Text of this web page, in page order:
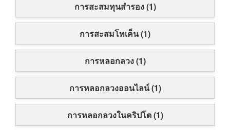
การสะสมทุนสำรอง (1)
การสะสมโทเค็น (1)
การหลอกลวง (1)
การหลอกลวงออนไลน์ (1)
การหลอกลวงในคริปโต (1)